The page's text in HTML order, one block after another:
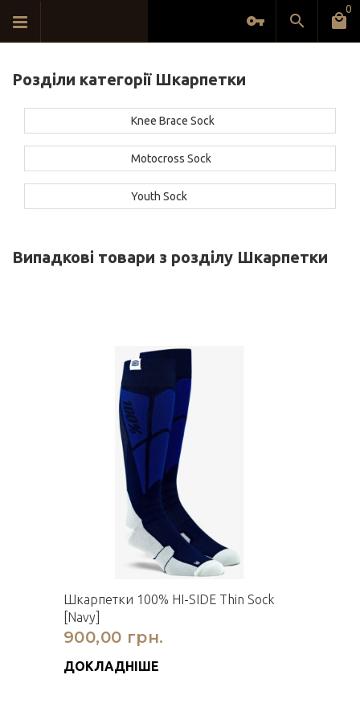
0
Розділи категорії Шкарпетки
Knee Brace Sock
Motocross Sock
Youth Sock
Випадкові товари з розділу Шкарпетки
Шкарпетки 100% HI-SIDE Thin Sock
[Navy]
900,00 грн.
ДОКЛАДНІШЕ